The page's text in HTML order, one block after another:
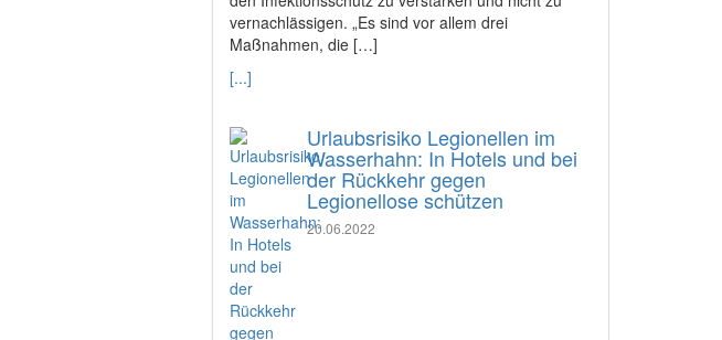
vernachlässigen. „Es sind vor allem drei
Maßnahmen, die […]
[...]
Urlaubsrisiko Legionellen im
Wasserhahn: In Hotels und bei
der Rückkehr gegen
Legionellose schützen
20.06.2022